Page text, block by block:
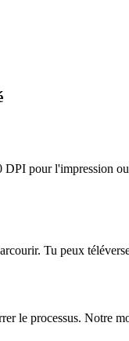
pour l'impression
Tu peux
le processus. Notre